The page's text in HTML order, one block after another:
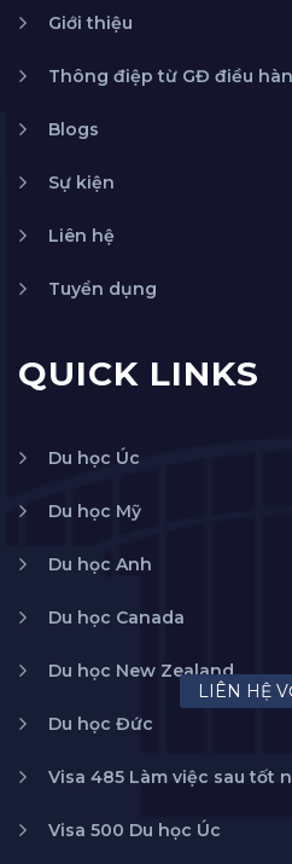
Giới thiệu
Thông điệp từ GĐ điều
Blogs
Sự kiện
Liên hệ
Tuyển dụng
QUICK LINKS
Du học Úc
Du học Mỹ
Du học Anh
Du học Canada
Du học New Zealand
Du học Đức
Visa 485 Làm việc sau tốt
Visa 500 Du học Úc